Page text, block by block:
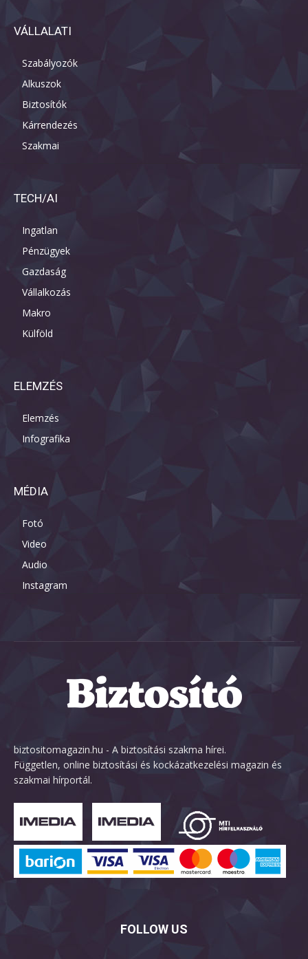
VÁLLALATI
Szabályozók
Alkuszok
Biztosítók
Kárrendezés
Szakmai
TECH/AI
Ingatlan
Pénzügyek
Gazdaság
Vállalkozás
Makro
Külföld
ELEMZÉS
Elemzés
Infografika
MÉDIA
Fotó
Video
Audio
Instagram
biztositomagazin.hu - A biztosítási szakma hírei.
Független, online biztosítási és kockázatkezelési magazin és
szakmai hírportál.
FOLLOW US